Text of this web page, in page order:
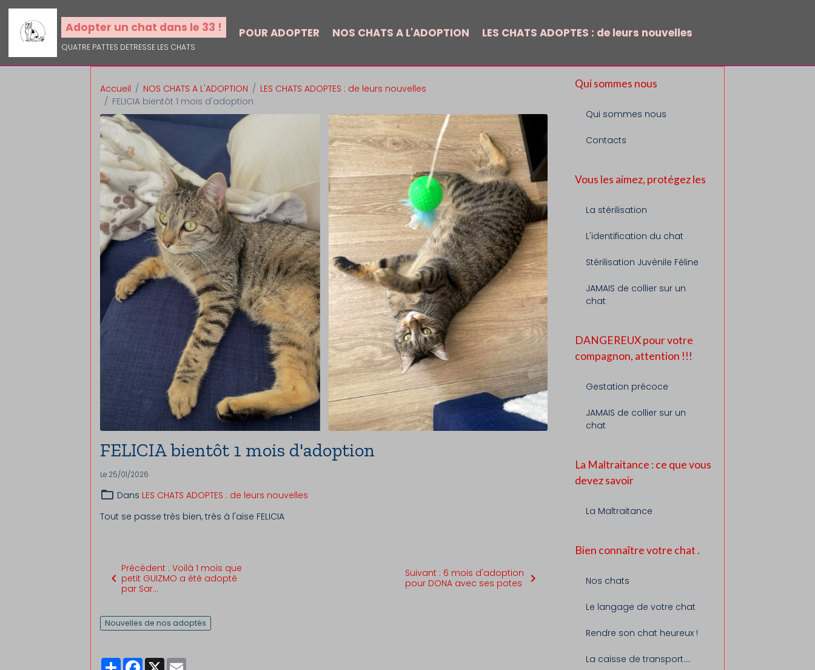
Adopter un chat dans le 33 !
QUATRE PATTES DETRESSE LES CHATS
POUR ADOPTER NOS CHATS A L'ADOPTION LES CHATS ADOPTES : de leurs nouvelles
Accueil NOS CHATS A L'ADOPTION
LES CHATS ADOPTES : de leurs nouvelles
FELICIA bientôt 1 mois d'adoption
FELICIA bientôt 1 mois d'adoption
Le 25/01/2026
Dans LES CHATS ADOPTES : de leurs nouvelles
Tout se passe très bien, très à l'aise FELICIA
Précédent : Voilà 1 mois que
petit GUIZMO a été adopté
par Sar...
Suivant : 6 mois d'adoption
pour DONA avec ses potes
Nouvelles de nos adoptés
PartagerFacebook
X
Qui sommes nous
Qui sommes nous
Contacts
Vous les aimez, protégez les
La stérilisation
L'identification du chat
Stérilisation Juvénile Féline
JAMAIS de collier sur un
chat
DANGEREUX pour votre
compagnon, attention !!!
Gestation précoce
JAMAIS de collier sur un
chat
La Maltraitance : ce que vous
devez savoir
La Maltraitance
Bien connaître votre chat .
Nos chats
Le langage de votre chat
Rendre son chat heureux !
La caisse de transport....